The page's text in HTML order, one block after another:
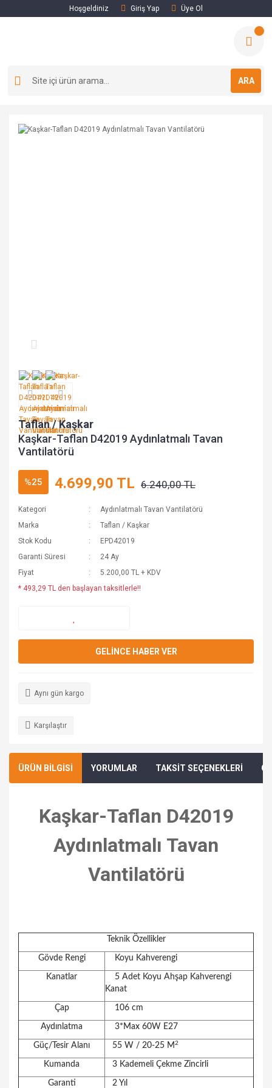
Hoşgeldiniz Giriş Yap Üye Ol
ARA
Taflan / Kaşkar
Kaşkar-Taflan D42019 Aydınlatmalı Tavan
Vantilatörü
%25 4.699,90 TL 6.240,00 TL
Kategori
Aydınlatmalı Tavan Vantilatörü
Marka
Taflan / Kaşkar
Stok Kodu
EPD42019
Garanti Süresi
24 Ay
Fiyat
5.200,00 TL + KDV
* 493,29 TL den başlayan taksitlerle!!
GELİNCE HABER VER
Aynı gün kargo
Karşılaştır
ÜRÜN BİLGİSİ YORUMLAR TAKSİT SEÇENEKLERİ
Kaşkar-Taflan D42019
Aydınlatmalı Tavan
Vantilatörü
Teknik Özellikler
Gövde Rengi Koyu Kahverengi
Kanatlar
5 Adet Koyu Ahşap Kahverengi
Kanat
Çap 106 cm
Aydınlatma 3*Max 60W E27
Güç/Tesir Alanı 55 W / 20-25 M 2
Kumanda 3 Kademeli Çekme Zincirli
Garanti 2 Yıl